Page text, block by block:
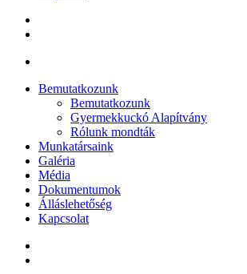
Bemutatkozunk
Bemutatkozunk
Gyermekkuckó Alapítvány
Rólunk mondták
Munkatársaink
Galéria
Média
Dokumentumok
Álláslehetőség
Kapcsolat